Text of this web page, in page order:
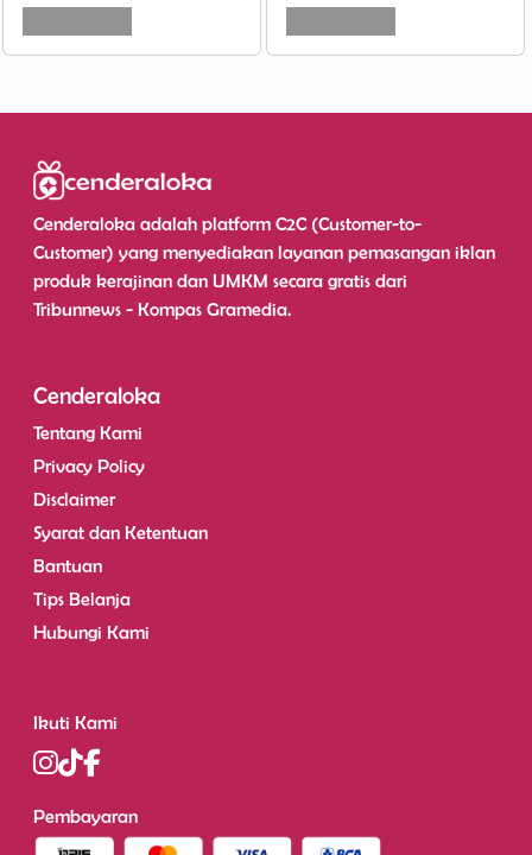
Cenderaloka adalah platform C2C (Customer-to-
Customer) yang menyediakan layanan pemasangan iklan
produk kerajinan dan UMKM secara gratis dari
Tribunnews - Kompas Gramedia.
Cenderaloka
Tentang Kami
Privacy Policy
Disclaimer
Syarat dan Ketentuan
Bantuan
Tips Belanja
Hubungi Kami
Ikuti Kami
Pembayaran